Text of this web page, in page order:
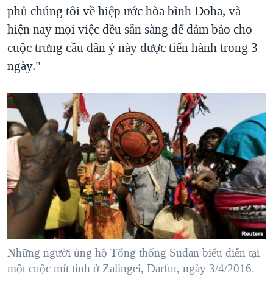
phủ chúng tôi về hiệp ước hòa bình Doha, và
hiện nay mọi việc đều sẵn sàng để đảm bảo cho
cuộc trưng cầu dân ý này được tiến hành trong 3
ngày."
Những người ủng hộ Tổng thống Sudan biểu diễn tại
một cuộc mít tinh ở Zalingei, Darfur, ngày 3/4/2016.